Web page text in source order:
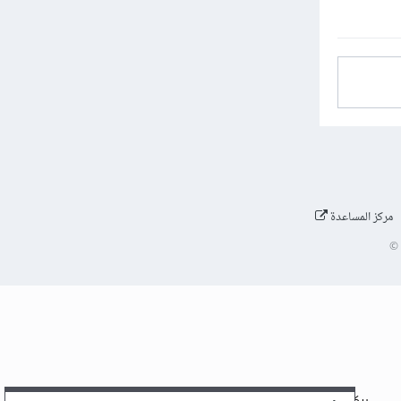
مركز المساعدة
©